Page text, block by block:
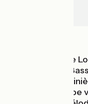
Trait d’eau entre
maritime de la
canal de la
cette autre étape